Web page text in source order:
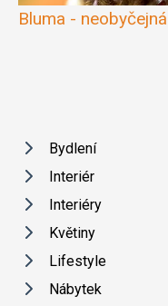
Bluma -
Bydlení
Interiér
Interiéry
Květiny
Lifestyle
Nábytek